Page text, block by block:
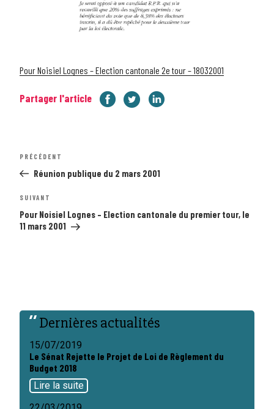
Pour Noisiel Lognes – Election cantonale 2e tour – 18032001
Partager l'article
de
l’article
Article
précédent
PRÉCÉDENT
Réunion publique du 2 mars 2001
Article
suivant
SUIVANT
Pour Noisiel Lognes – Election cantonale du premier tour, le
11 mars 2001
Dernières actualités
15/07/2019
Le Sénat Rejette le Projet de Loi de Règlement du
Budget 2018
Lire la suite